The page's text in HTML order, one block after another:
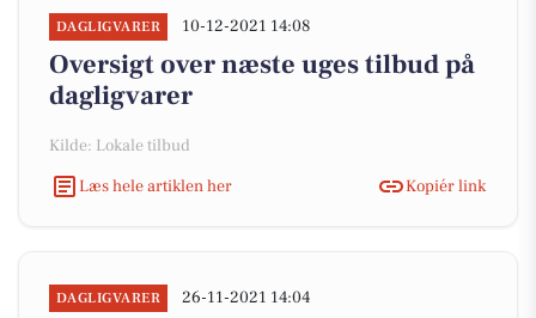
DAGLIGVARER 10-12-2021 14:08
Oversigt over næste uges tilbud på
dagligvarer
Kilde: Lokale tilbud
Læs hele artiklen her
Kopiér link
DAGLIGVARER 26-11-2021 14:04